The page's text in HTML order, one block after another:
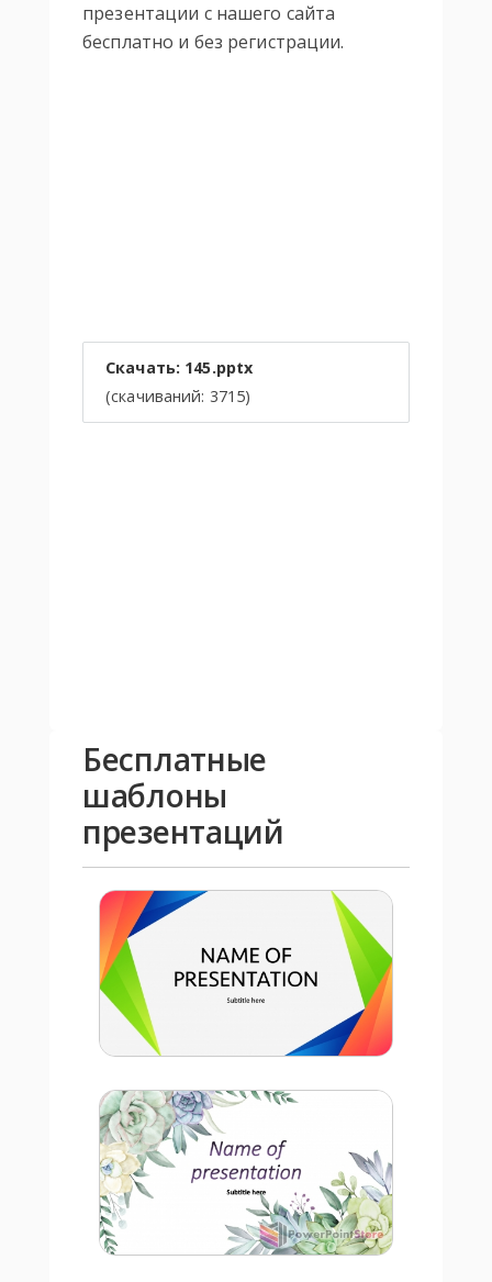
презентации с нашего сайта
бесплатно и без регистрации.
Скачать: 145.pptx
(cкачиваний: 3715)
Бесплатные
шаблоны
презентаций